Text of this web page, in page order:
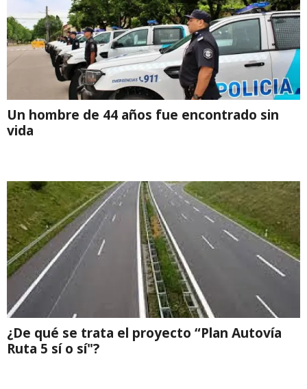
Un hombre de 44 años fue encontrado sin
vida
¿De qué se trata el proyecto “Plan Autovía
Ruta 5 sí o sí"?